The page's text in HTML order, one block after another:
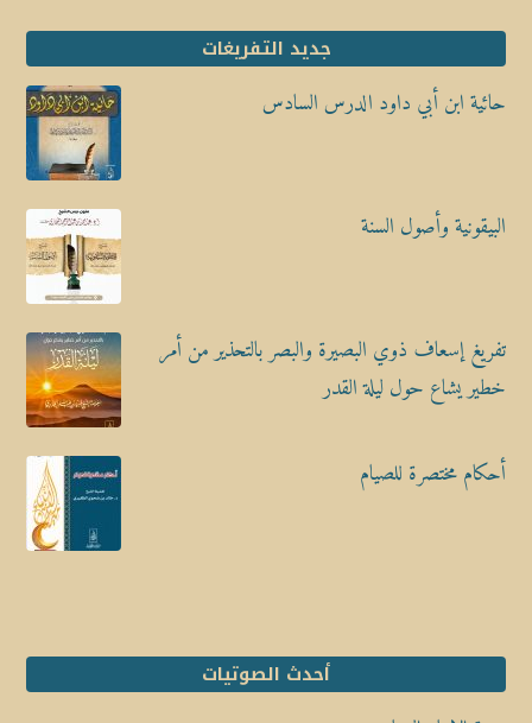
جديد التفريغات
حائية ابن أبي داود الدرس السادس
البيقونية وأصول السنة
تفريغ إسعاف ذوي البصيرة والبصر بالتحذير من أمر
خطير يشاع حول ليلة القدر
أحكام مختصرة للصيام
أحدث الصوتيات